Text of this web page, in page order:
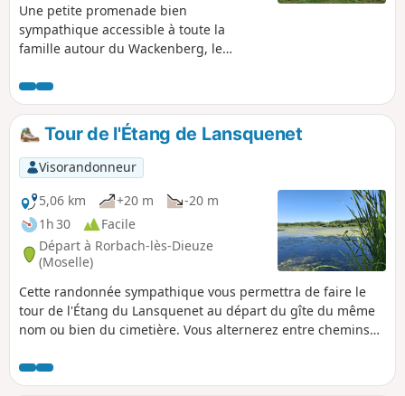
Une petite promenade bien
sympathique accessible à toute la
famille autour du Wackenberg, le
Tour de l'Étang de Lansquenet
Visorandonneur
5,06 km
+20 m
-20 m
1h 30
Facile
Départ à Rorbach-lès-Dieuze
(Moselle)
Cette randonnée sympathique vous permettra de faire le
tour de l'Étang du Lansquenet au départ du gîte du même
nom ou bien du cimetière. Vous alternerez entre chemins
parcours en traversant le cœur du village de Rorbach-lès-
Dieuze et vous retournerez au point de départ.